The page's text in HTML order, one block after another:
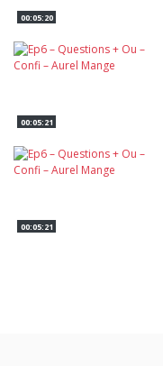
00:05:20
00:05:21
00:05:21